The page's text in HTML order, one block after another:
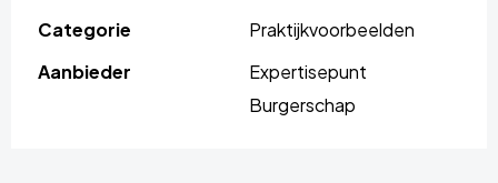
Categorie
Praktijkvoorbeelden
Aanbieder
Expertisepunt
Burgerschap